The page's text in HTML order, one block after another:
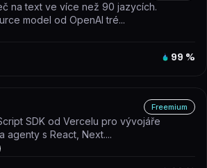
na text ve více než 90 jazycích.
model od OpenAI tré...
99 %
Freemium
SDK od Vercelu pro vývojáře
agenty s React, Next....